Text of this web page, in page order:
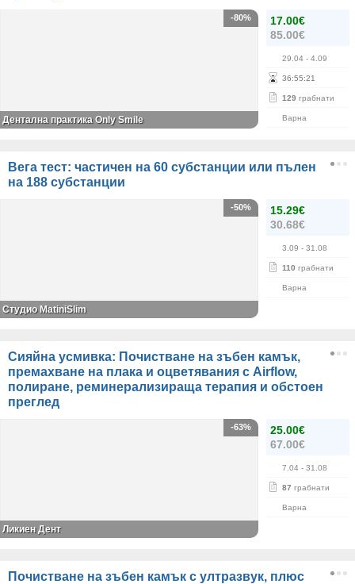
17.00€
85.00€
29.04 - 4.09
36:55:21
129 грабнати
Варна
-80%
Дентална практика Only Smile
Вега тест: частичен на 60 субстанции или пълен
на 188 субстанции
15.29€
30.68€
3.09 - 31.08
110 грабнати
Варна
-50%
Студио MatiniSlim
Сияйна усмивка: Почистване на зъбен камък,
премахване на плака и оцветявания с Airflow,
полиране, реминерализираща терапия и обстоен
преглед
25.00€
67.00€
7.04 - 31.08
87 грабнати
Варна
-63%
Ликиен Дент
Почистване на зъбен камък с ултразвук, плюс